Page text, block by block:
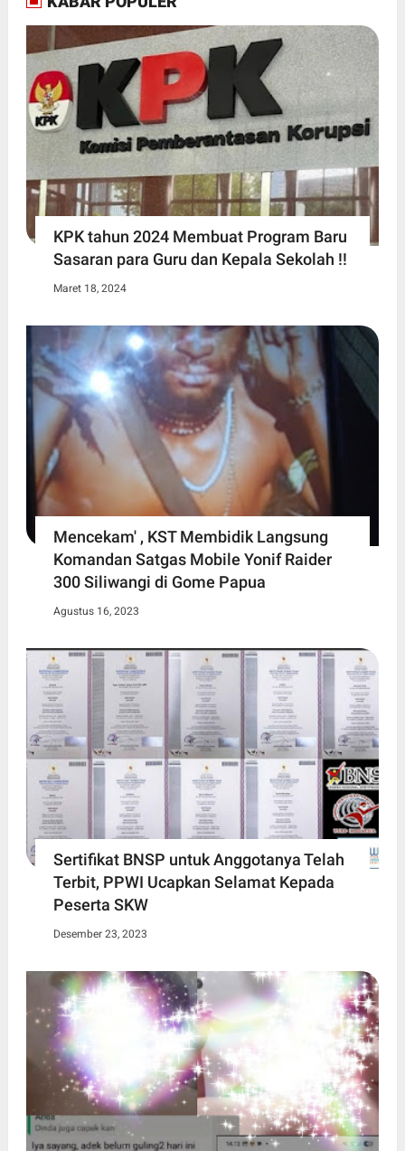
KPK tahun 2024 Membuat Program Baru
Sasaran para Guru dan Kepala Sekolah !!
Maret 18, 2024
Mencekam' , KST Membidik Langsung
Komandan Satgas Mobile Yonif Raider
300 Siliwangi di Gome Papua
Agustus 16, 2023
Sertifikat BNSP untuk Anggotanya Telah
Terbit, PPWI Ucapkan Selamat Kepada
Peserta SKW
Desember 23, 2023